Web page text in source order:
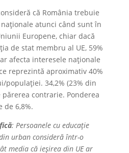
că România trebuie
atunci când sunt în
Europene, chiar dacă
de stat membru al UE, 59%
afecta interesele naționale
reprezintă aproximativ 40%
34,2% (23% din
contrarie. Ponderea
de 6,8%.
: Persoanele cu educație
urban consideră într-o
media că ieșirea din UE ar